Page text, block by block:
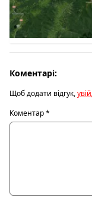
Коментарі:
Щоб додати відгук,
Коментар*